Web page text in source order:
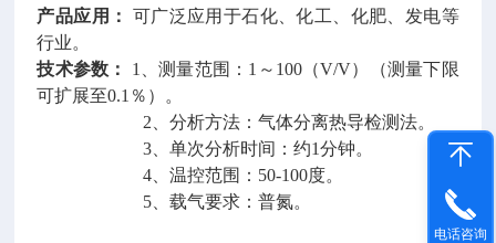
产品应用：
可广泛应用于石化、化工、化肥、发电等
行业。
技术参数：
1、测量范围：1～100（V/V）（测量下限
可扩展至0.1％）。
2、分析方法：气体分离热导检测法。
3、单次分析时间：约1分钟。
4、温控范围：50-100度。
5、载气要求：普氮。
电话咨询